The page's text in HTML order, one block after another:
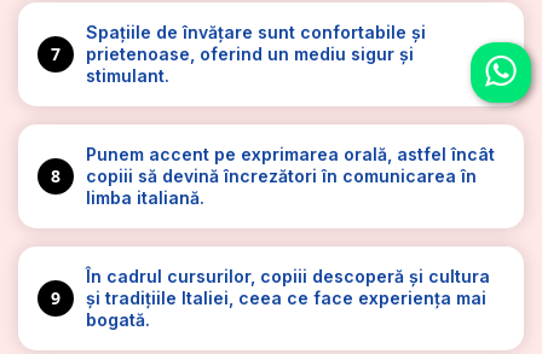
7
Spațiile de învățare sunt confortabile și
prietenoase, oferind un mediu sigur și
stimulant.
8
Punem accent pe exprimarea orală, astfel încât
copiii să devină încrezători în comunicarea în
limba italiană.
9
În cadrul cursurilor, copiii descoperă și cultura
și tradițiile Italiei, ceea ce face experiența mai
bogată.